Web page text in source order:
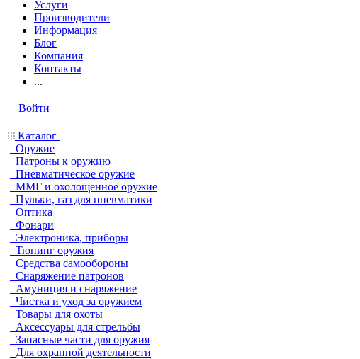
Услуги
Производители
Информация
Блог
Компания
Контакты
...
Войти
Каталог
Оружие
Патроны к оружию
Пневматическое оружие
ММГ и охолощенное оружие
Пульки, газ для пневматики
Оптика
Фонари
Электроника, приборы
Тюнинг оружия
Средства самообороны
Снаряжение патронов
Амуниция и снаряжение
Чистка и уход за оружием
Товары для охоты
Аксессуары для стрельбы
Запасные части для оружия
Для охранной деятельности